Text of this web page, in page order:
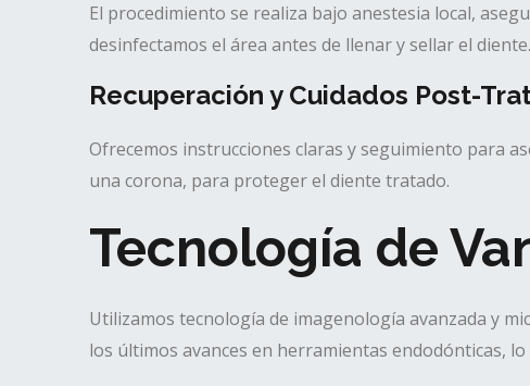
El procedimiento se realiza bajo anestesia local,
desinfectamos el área antes de llenar y sellar el diente.
Recuperación y Cuidados Post-
Ofrecemos instrucciones claras y seguimiento para
una corona, para proteger el diente tratado.
Tecnología de
Utilizamos tecnología de imagenología avanzada y
los últimos avances en herramientas endodónticas,